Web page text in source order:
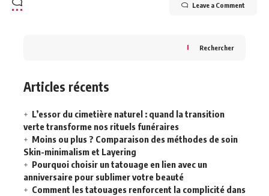
Leave a Comment
Rechercher
Articles récents
L’essor du cimetière naturel : quand la transition
verte transforme nos rituels funéraires
Moins ou plus ? Comparaison des méthodes de soin
Skin-minimalism et Layering
Pourquoi choisir un tatouage en lien avec un
anniversaire pour sublimer votre beauté
Comment les tatouages renforcent la complicité dans